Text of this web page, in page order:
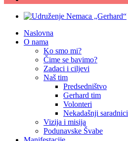
Naslovna
O nama
Ko smo mi?
Čime se bavimo?
Zadaci i ciljevi
Naš tim
Predsedništvo
Gerhard tim
Volonteri
Nekadašnji saradnici
Vizija i misija
Podunavske Švabe